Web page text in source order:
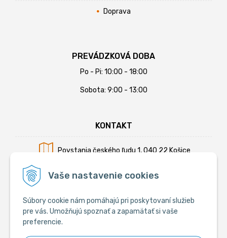
Vaše nastavenie cookies
Súbory cookie nám pomáhajú pri poskytovaní služieb
pre vás. Umožňujú spoznať a zapamätať si vaše
preferencie.
Doprava
PREVÁDZKOVÁ DOBA
Po - Pi: 10:00 - 18:00
Sobota: 9:00 - 13:00
KONTAKT
Povstania českého ľudu 1, 040 22 Košice
Mobil:+421 902 794 355
E-mail:info@krmiva.sk